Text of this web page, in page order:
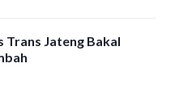
Trans Jateng Bakal